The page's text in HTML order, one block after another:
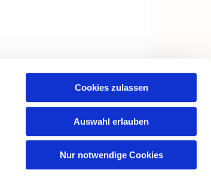
Cookies zulassen
Auswahl erlauben
Nur notwendige Cookies